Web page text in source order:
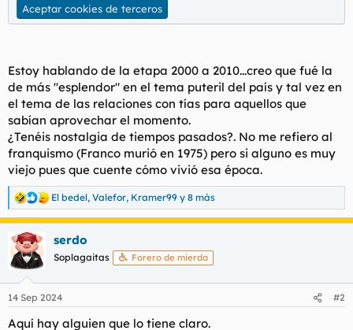
Aceptar cookies de terceros
Estoy hablando de la etapa 2000 a 2010...creo que fué la
de más "esplendor" en el tema puteril del país y tal vez en
el tema de las relaciones con tías para aquellos que
sabían aprovechar el momento.
¿Tenéis nostalgia de tiempos pasados?. No me refiero al
franquismo (Franco murió en 1975) pero si alguno es muy
viejo pues que cuente cómo vivió esa época.
R
e
a
c
c
i
e
El bedel, Valefor, Kramer99 y 8 más
serdo
Soplagaitas Forero de mierda
14 Sep 2024 #2
Aquí hay alguien que lo tiene claro.